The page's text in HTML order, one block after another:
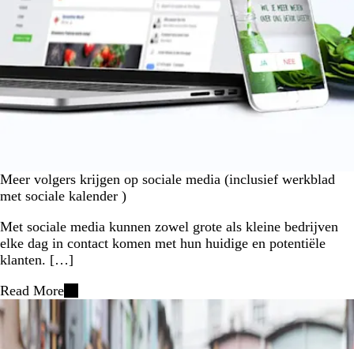
Meer volgers krijgen op sociale media (inclusief werkblad
met sociale kalender )
Met sociale media kunnen zowel grote als kleine bedrijven
elke dag in contact komen met hun huidige en potentiële
klanten. […]
Read More